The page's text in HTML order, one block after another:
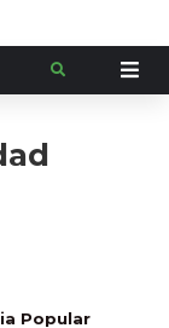
Popular